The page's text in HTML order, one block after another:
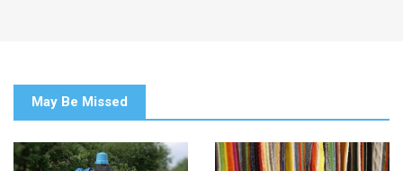
May Be Missed